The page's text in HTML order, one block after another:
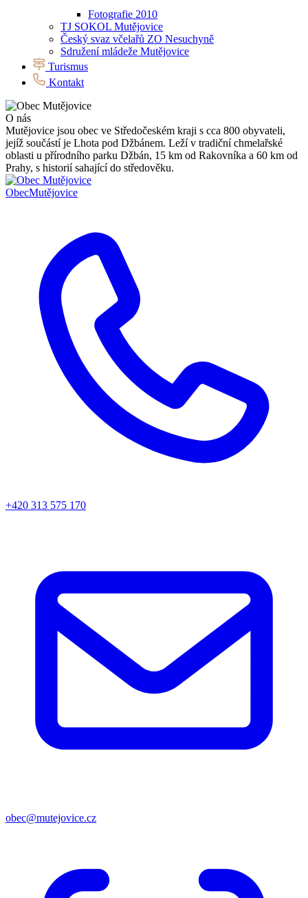
Fotografie 2010
TJ SOKOL Mutějovice
Český svaz včelařů ZO Nesuchyně
Sdružení mládeže Mutějovice
Turismus
Kontakt
O nás
Mutějovice jsou obec ve Středočeském kraji s cca 800 obyvateli,
jejíž součástí je Lhota pod Džbánem. Leží v tradiční chmelařské
oblasti u přírodního parku Džbán, 15 km od Rakovníka a 60 km od
Prahy, s historií sahající do středověku.
ObecMutějovice
+420 313 575 170
obec@mutejovice.cz